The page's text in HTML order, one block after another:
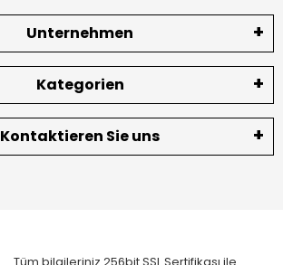
Unternehmen
Kategorien
Kontaktieren Sie uns